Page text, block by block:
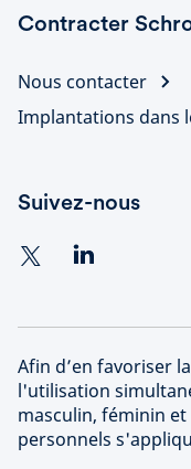
Contracter
Nous contacter
Implantations dans
Suivez-nous
Afin d’en favoriser
l'utilisation
masculin, féminin
personnels